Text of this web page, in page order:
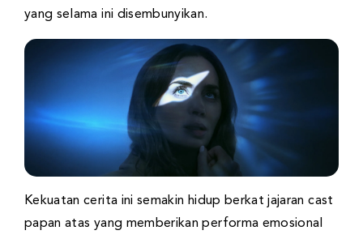
yang selama ini disembunyikan.
Kekuatan cerita ini semakin hidup berkat jajaran cast
papan atas yang memberikan performa emosional